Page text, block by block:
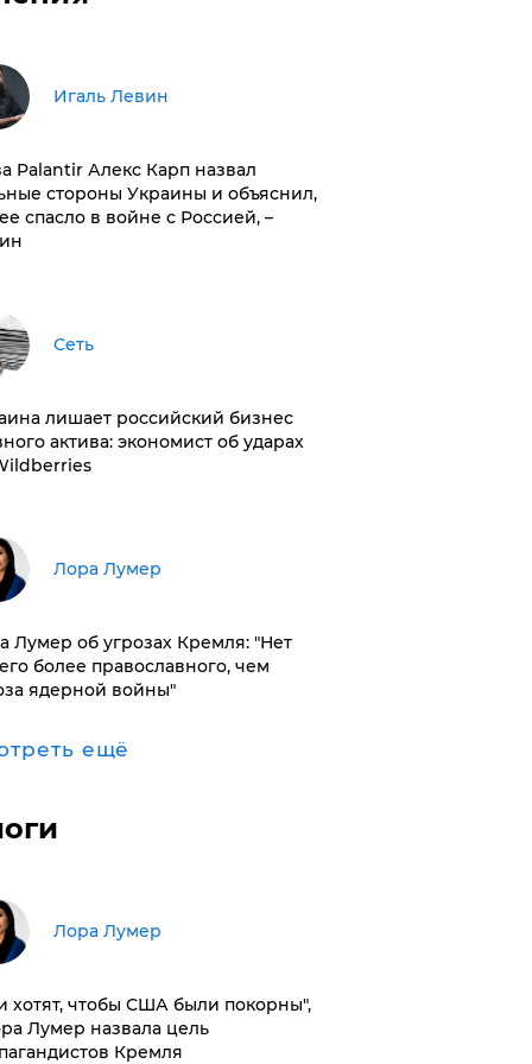
Игаль Левин
Palantir Алекс Карп назвал
стороны Украины и объяснил,
спасло в войне с Россией, –
Сеть
лишает российский бизнес
актива: экономист об ударах
​Лора Лумер
Лумер об угрозах Кремля: "Нет
более православного, чем
ядерной войны"
ещё
​Лора Лумер
хотят, чтобы США были покорны",
Лумер назвала цель
Кремля